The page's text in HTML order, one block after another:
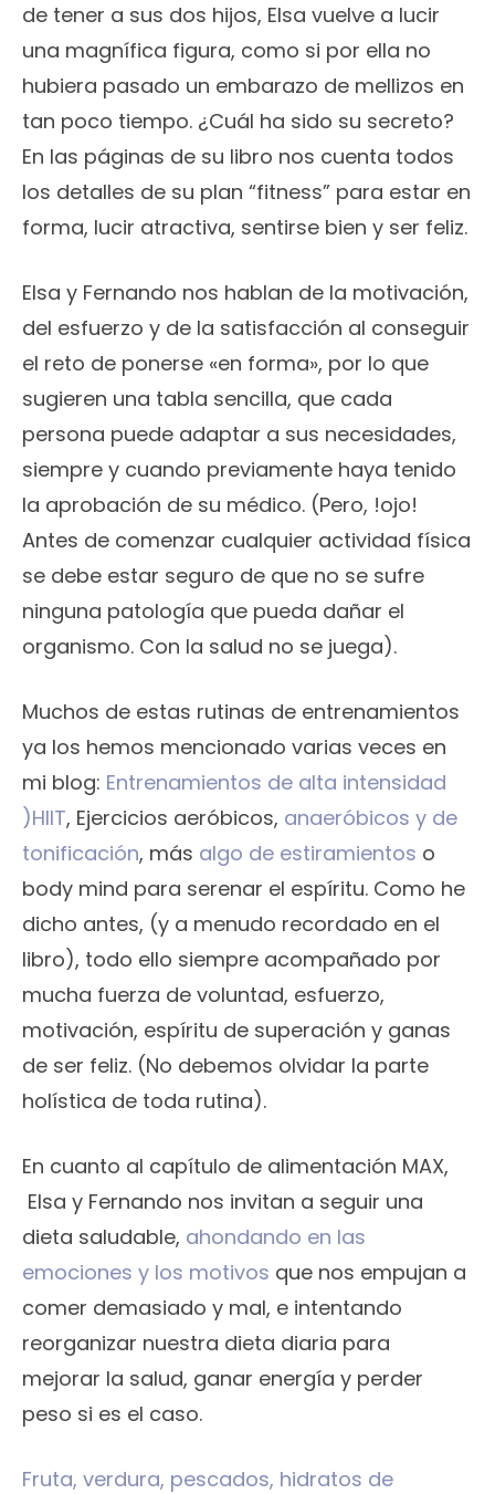
de tener a sus dos hijos, Elsa vuelve a lucir
una magnífica figura, como si por ella no
hubiera pasado un embarazo de mellizos en
tan poco tiempo. ¿Cuál ha sido su secreto?
En las páginas de su libro nos cuenta todos
los detalles de su plan “fitness” para estar en
forma, lucir atractiva, sentirse bien y ser feliz.
Elsa y Fernando nos hablan de la motivación,
del esfuerzo y de la satisfacción al conseguir
el reto de ponerse «en forma», por lo que
sugieren una tabla sencilla, que cada
persona puede adaptar a sus necesidades,
siempre y cuando previamente haya tenido
la aprobación de su médico. (Pero, !ojo!
Antes de comenzar cualquier actividad física
se debe estar seguro de que no se sufre
ninguna patología que pueda dañar el
organismo. Con la salud no se juega).
Muchos de estas rutinas de entrenamientos
ya los hemos mencionado varias veces en
mi blog: Entrenamientos de alta intensidad
)HIIT, Ejercicios aeróbicos, anaeróbicos y de
tonificación, más algo de estiramientos o
body mind para serenar el espíritu. Como he
dicho antes, (y a menudo recordado en el
libro), todo ello siempre acompañado por
mucha fuerza de voluntad, esfuerzo,
motivación, espíritu de superación y ganas
de ser feliz. (No debemos olvidar la parte
holística de toda rutina).
En cuanto al capítulo de alimentación MAX,
Elsa y Fernando nos invitan a seguir una
dieta saludable, ahondando en las
emociones y los motivos que nos empujan a
comer demasiado y mal, e intentando
reorganizar nuestra dieta diaria para
mejorar la salud, ganar energía y perder
peso si es el caso.
Fruta, verdura, pescados, hidratos de